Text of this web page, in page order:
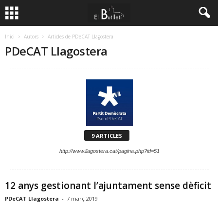
Inici Autors Articles de PDeCAT Llagostera
PDeCAT Llagostera
9 ARTICLES
http://www.llagostera.cat/pagina.php?id=51
12 anys gestionant l’ajuntament sense dèficit
PDeCAT Llagostera - 7 març 2019